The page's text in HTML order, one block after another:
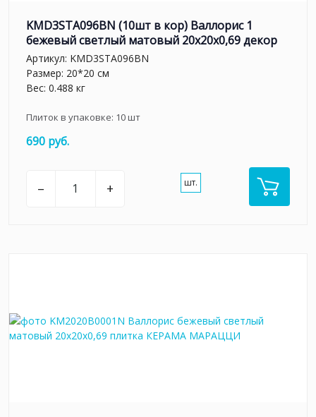
KMD3STA096BN (10шт в кор) Валлорис 1
бежевый светлый матовый 20x20x0,69 декор
Артикул: KMD3STA096BN
Размер: 20*20 см
Вес: 0.488 кг
Плиток в упаковке: 10шт
690 руб.
– + шт.